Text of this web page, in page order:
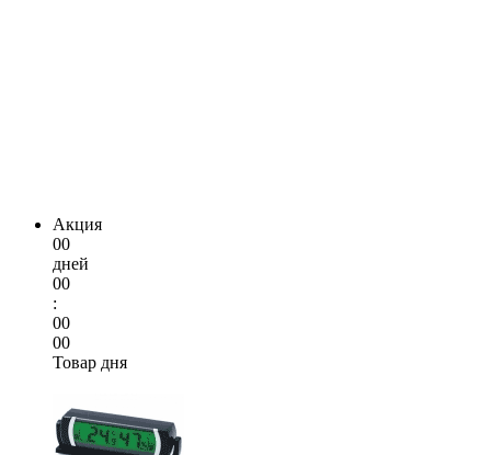
Акция
00
дней
00
:
00
00
Товар дня